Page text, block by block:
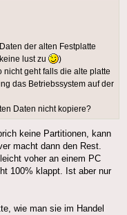
der alten Festplatte
lust zu
)
geht falls die alte platte
das Betriebssystem auf der
Daten nicht kopiere?
keine Partitionen, kann
macht dann den Rest.
voher an einem PC
100% klappt. Ist aber nur
wie man sie im Handel